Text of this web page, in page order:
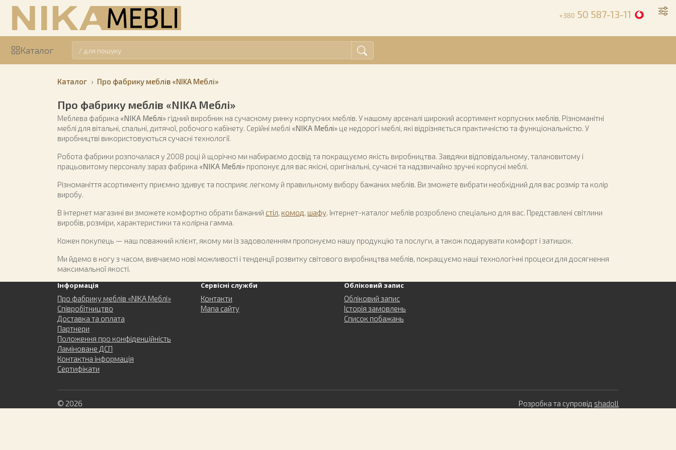
+380 50 587-13-11
Каталог
Каталог Про фабрику меблів «NIKA Меблі»
Про фабрику меблів «NIKA Меблі»
Меблева фабрика «NIKA Меблі» гідний виробник на сучасному ринку корпусних меблів. У нашому арсеналі широкий асортимент корпусних меблів. Різноманітні
меблі для вітальні, спальні, дитячої, робочого кабінету. Серійні меблі «NIKA Меблі» це недорогі меблі, які відрізняється практичністю та функціональністю. У
виробництві використовуються сучасні технології.
Робота фабрики розпочалася у 2008 році й щорічно ми набираємо досвід та покращуємо якість виробництва. Завдяки відповідальному, талановитому і
працьовитому персоналу зараз фабрика «NIKA Меблі» пропонує для вас якісні, оригінальні, сучасні та надзвичайно зручні корпусні меблі.
Різноманіття асортименту приємно здивує та посприяє легкому й правильному вибору бажаних меблів. Ви зможете вибрати необхідний для вас розмір та колір
виробу.
В інтернет магазині ви зможете комфортно обрати бажаний стіл, комод, шафу. Інтернет-каталог меблів розроблено спеціально для вас. Представлені світлини
виробів, розміри, характеристики та колірна гамма.
Кожен покупець — наш поважний клієнт, якому ми із задоволенням пропонуємо нашу продукцію та послуги, а також подарувати комфорт і затишок.
Ми йдемо в ногу з часом, вивчаємо нові можливості і тенденції розвитку світового виробництва меблів, покращуємо наші технологічні процеси для досягнення
максимальної якості.
Інформація
Про фабрику меблів «NIKA Меблі»
Співробітництво
Доставка та оплата
Партнери
Положення про конфіденційність
Ламіноване ДСП
Контактна інформація
Сертифікати
Сервісні служби
Контакти
Мапа сайту
Обліковий запис
Обліковий запис
Історія замовлень
Список побажань
© 2026 Розробка та супровід shadoll